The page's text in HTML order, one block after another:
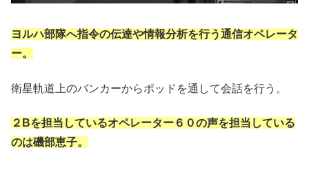
ヨルハ部隊へ指令の伝達や情報分析を行う通信オペレータ
ー。
衛星軌道上のバンカーからポッドを通して会話を行う。
２Bを担当しているオペレーター６０の声を担当している
のは磯部恵子。